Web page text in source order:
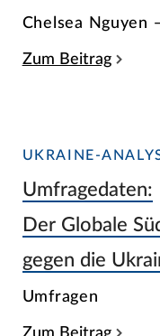
Chelsea Nguyen
Zum Beitrag
UKRAINE-
Umfragedaten:
Der Globale
gegen die
Umfragen
Zum Beitrag